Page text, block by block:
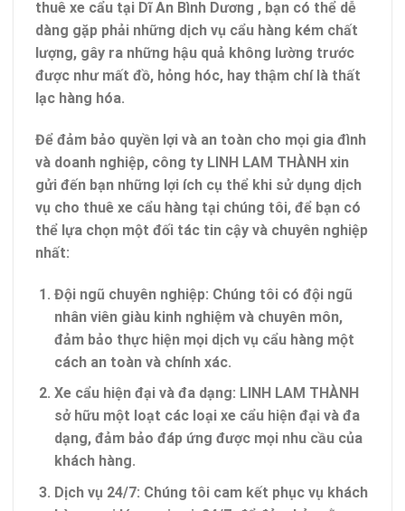
thuê xe cẩu tại Dĩ An Bình Dương , bạn có thể dễ
dàng gặp phải những dịch vụ cẩu hàng kém chất
lượng, gây ra những hậu quả không lường trước
được như mất đồ, hỏng hóc, hay thậm chí là thất
lạc hàng hóa.
Để đảm bảo quyền lợi và an toàn cho mọi gia đình
và doanh nghiệp, công ty LINH LAM THÀNH xin
gửi đến bạn những lợi ích cụ thể khi sử dụng dịch
vụ cho thuê xe cẩu hàng tại chúng tôi, để bạn có
thể lựa chọn một đối tác tin cậy và chuyên nghiệp
nhất:
Đội ngũ chuyên nghiệp: Chúng tôi có đội ngũ
nhân viên giàu kinh nghiệm và chuyên môn,
đảm bảo thực hiện mọi dịch vụ cẩu hàng một
cách an toàn và chính xác.
Xe cẩu hiện đại và đa dạng: LINH LAM THÀNH
sở hữu một loạt các loại xe cẩu hiện đại và đa
dạng, đảm bảo đáp ứng được mọi nhu cầu của
khách hàng.
Dịch vụ 24/7: Chúng tôi cam kết phục vụ khách